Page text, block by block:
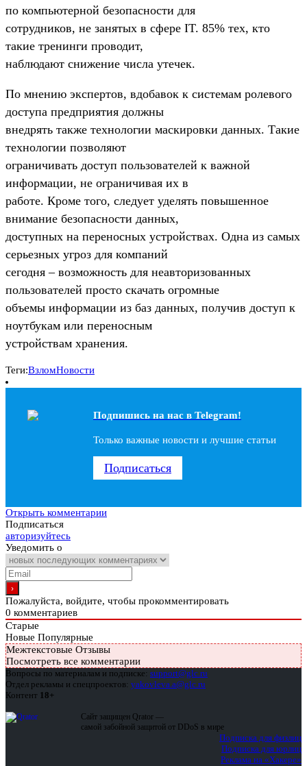
по компьютерной безопасности для
сотрудников, не занятых в сфере IT. 85% тех, кто
такие тренинги проводит,
наблюдают снижение числа утечек.
По мнению экспертов, вдобавок к системам ролевого
доступа предприятия должны
внедрять также технологии маскировки данных. Такие
технологии позволяют
ограничивать доступ пользователей к важной
информации, не ограничивая их в
работе. Кроме того, следует уделять повышенное
внимание безопасности данных,
доступных на переносных устройствах. Одна из самых
серьезных угроз для компаний
сегодня – возможность для неавторизованных
пользователей просто скачать огромные
объемы информации из баз данных, получив доступ к
ноутбукам или переносным
устройствам хранения.
Теги:ВзломНовости
Подпишись на наc в Telegram!
Только важные новости и лучшие статьи
Подписаться
Открыть комментарии
Подписаться
авторизуйтесь
Уведомить о
Пожалуйста, войдите, чтобы прокомментировать
0 комментариев
Старые
Новые Популярные
Межтекстовые Отзывы
Посмотреть все комментарии
Вопросы по материалам и подписке: support@glc.ru
Отдел рекламы и спецпроектов: yakovleva.a@glc.ru
Контент 18+
Сайт защищен Qrator —
самой забойной защитой от DDoS в мире
Подписка для физлиц
Подписка для юрлиц
Реклама на «Хакере»